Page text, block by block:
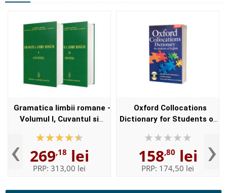
‹
Gramatica limbii romane -
Volumul I, Cuvantul si
Elaborata sub egida
Institutului de
Lingvistica,,...
269,18 lei
PRP: 313,00 lei
Oxford Collocations
Dictionary for Students of
students of English -
Format, Paperback
158,80 lei
PRP: 174,50 lei ›